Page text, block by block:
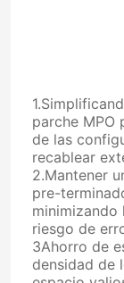
Hogar
Productos
Sobre
parche MPO
de las
recablear
2.Mantener
pre-
minimizando
riesgo de
3Ahorro de
densidad de